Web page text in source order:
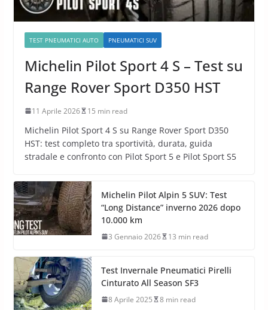
TEST PNEUMATICI AUTO PNEUMATICI SUV
Michelin Pilot Sport 4 S – Test su
Range Rover Sport D350 HST
11 Aprile 2026 15 min read
Michelin Pilot Sport 4 S su Range Rover Sport D350
HST: test completo tra sportività, durata, guida
stradale e confronto con Pilot Sport 5 e Pilot Sport S5
Michelin Pilot Alpin 5 SUV: Test
“Long Distance” inverno 2026 dopo
10.000 km
3 Gennaio 2026 13 min read
Test Invernale Pneumatici Pirelli
Cinturato All Season SF3
8 Aprile 2025 8 min read